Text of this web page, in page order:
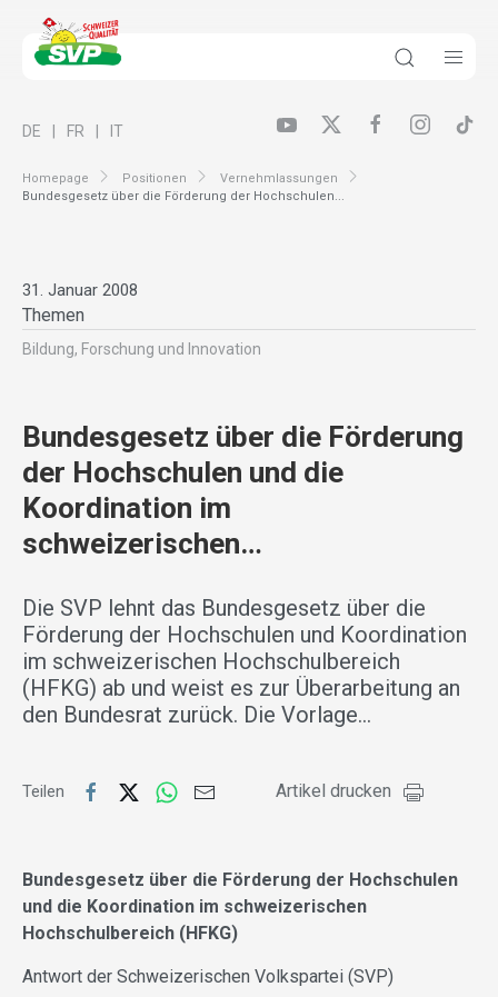
Homepage Positionen
Vernehmlassungen
Bundesgesetz über die Förderung der Hochschulen...
DE FR IT
31. Januar 2008
Themen
Bildung, Forschung und Innovation
Bundesgesetz über die Förderung
der Hochschulen und die
Koordination im
schweizerischen…
Die SVP lehnt das Bundesgesetz über die
Förderung der Hochschulen und Koordination
im schweizerischen Hochschulbereich
(HFKG) ab und weist es zur Überarbeitung an
den Bundesrat zurück. Die Vorlage…
Teilen Artikel drucken
Bundesgesetz über die Förderung der Hochschulen
und die Koordination im schweizerischen
Hochschulbereich (HFKG)
Antwort der Schweizerischen Volkspartei (SVP)